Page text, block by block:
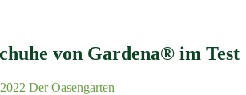
von Gardena® im Test
Der Oasengarten